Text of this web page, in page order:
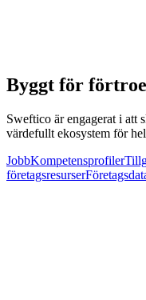
Byggt för
Sweftico är engagerat i att
värdefullt ekosystem för
JobbKompetensprofiler
företagsresurser